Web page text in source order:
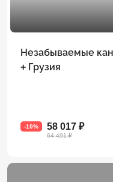
Незабываемые
+ Грузия
-10% 58 017 ₽
64 491 ₽